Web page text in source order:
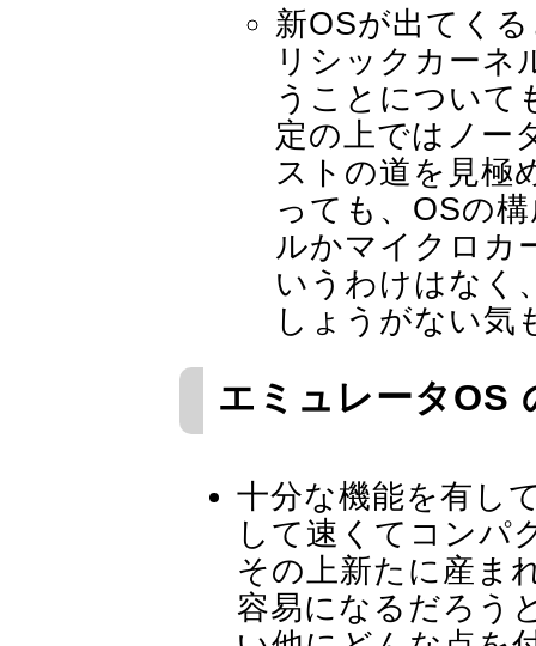
新OSが出てく
リシックカーネ
うことについて
定の上ではノー
ストの道を見極
っても、OSの
ルかマイクロカ
いうわけはなく
しょうがない気
エミュレータOS
十分な機能を有し
して速くてコンパ
その上新たに産ま
容易になるだろう